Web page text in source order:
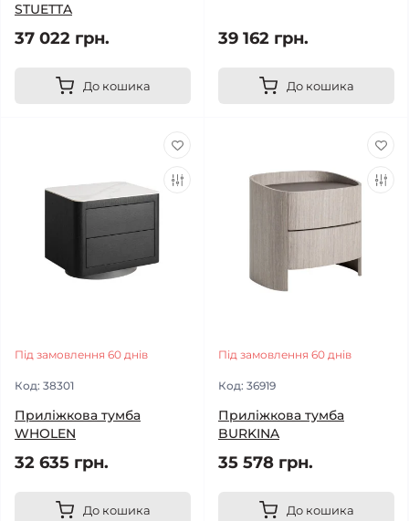
STUETTA
37 022 грн.
До кошика
39 162 грн.
До кошика
Під замовлення 60 днів
Код: 38301
Приліжкова тумба
WHOLEN
32 635 грн.
До кошика
Під замовлення 60 днів
Код: 36919
Приліжкова тумба
BURKINA
35 578 грн.
До кошика